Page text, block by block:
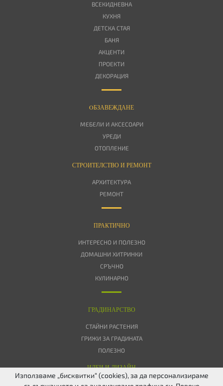
ВСЕКИДНЕВНА
КУХНЯ
ДЕТСКА СТАЯ
БАНЯ
АКЦЕНТИ
ПРОЕКТИ
ДЕКОРАЦИЯ
OБЗАВЕЖДАНЕ
МЕБЕЛИ И АКСЕСОАРИ
УРЕДИ
ОТОПЛЕНИЕ
СТРОИТЕЛСТВО И РЕМОНТ
АРХИТЕКТУРА
РЕМОНТ
ПРАКТИЧНО
ИНТЕРЕСНО И ПОЛЕЗНО
ДОМАШНИ ХИТРИНКИ
СРЪЧНО
КУЛИНАРНО
ГРАДИНАРСТВО
СТАЙНИ РАСТЕНИЯ
ГРИЖИ ЗА ГРАДИНАТА
ПОЛЕЗНО
ИДЕИ И ДИЗАЙН
Използваме „бисквитки“ (cookies), за да персонализираме